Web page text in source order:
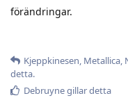
förändringar.
Kjeppkinesen, Metallica,
detta.
Debruynegillar detta